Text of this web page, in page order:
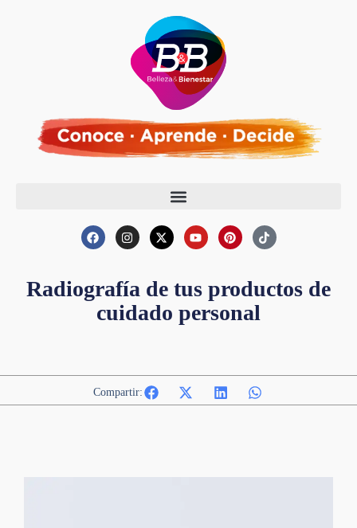
Radiografía de tus productos de
cuidado personal
Compartir: